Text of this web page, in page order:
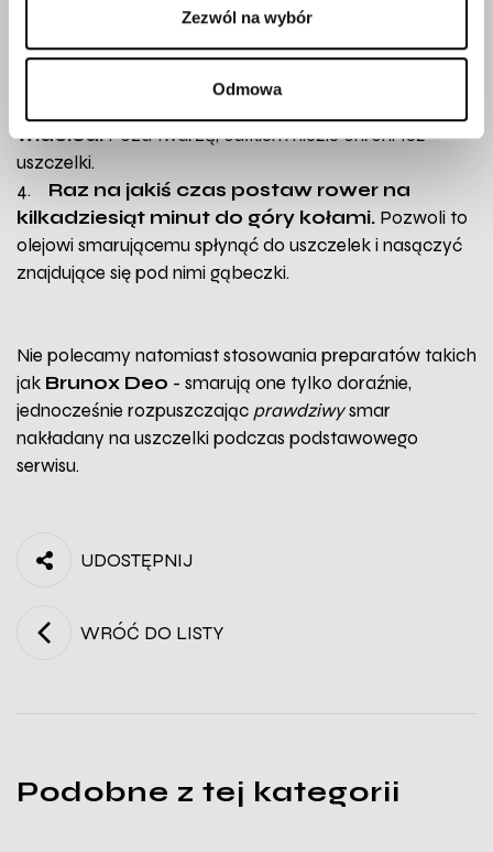
Zezwól na wybór
Odmowa
strumienia wody na uszczelki.
węża ogrodowego może drastycznie przyspieszyć
widelca.Poza twarzą, całkiem nieźle chroni też
uszczelki.
4. Raz na jakiś czas postaw rower na
kilkadziesiąt minut do góry kołami. Pozwoli to
olejowi smarującemu spłynąć do uszczelek i nasączyć
znajdujące się pod nimi gąbeczki.
Nie polecamy natomiast stosowania preparatów takich
jak Brunox Deo - smarują one tylko doraźnie,
jednocześnie rozpuszczając prawdziwysmar
nakładany na uszczelki podczas podstawowego
serwisu.
UDOSTĘPNIJ
WRÓĆ DO LISTY
Podobne z tej kategorii